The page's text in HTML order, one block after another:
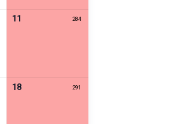
11 284
18 291